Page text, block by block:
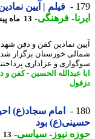
فیلم | آیین نمادین
-فرهنگی-13 ماه پیش - چهارشنبه 18 تیر 1404، 01:10
نمادین کفن و دفن شهدای
خوزستان برگزار شد و
و عزاداری پرداختند. -
عبدالله الحسین-کفن و دفن
امام سجاد(ع)
بود
نیوز-سیاسی-